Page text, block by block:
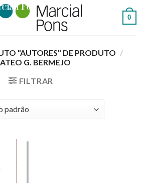
0
"AUTORES" DE PRODUTO /
G. BERMEJO
FILTRAR